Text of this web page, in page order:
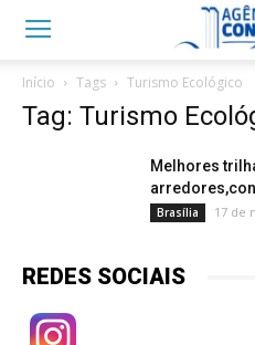
Início Tags Turismo Ecológico
Tag: Turismo
Melhores
Brasília 17 de
REDES SOCIAIS